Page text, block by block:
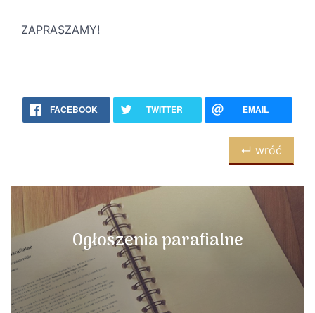
ZAPRASZAMY!
FACEBOOK TWITTER EMAIL
↵ wróć
Ogłoszenia parafialne